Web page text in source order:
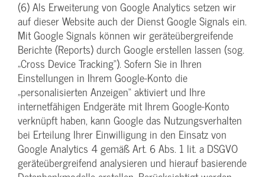
(6) Als Erweiterung von Google Analytics setzen wir
auf dieser Website auch der Dienst Google Signals ein.
Mit Google Signals können wir geräteübergreifende
Berichte (Reports) durch Google erstellen lassen (sog.
„Cross Device Tracking“). Sofern Sie in Ihren
Einstellungen in Ihrem Google-Konto die
„personalisierten Anzeigen“ aktiviert und Ihre
internetfähigen Endgeräte mit Ihrem Google-Konto
verknüpft haben, kann Google das Nutzungsverhalten
bei Erteilung Ihrer Einwilligung in den Einsatz von
Google Analytics 4 gemäß Art. 6 Abs. 1 lit. a DSGVO
geräteübergreifend analysieren und hierauf basierende